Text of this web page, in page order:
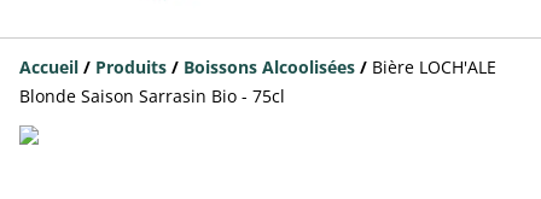
Accueil / Produits / Boissons Alcoolisées / Bière LOCH'ALE
Blonde Saison Sarrasin Bio - 75cl